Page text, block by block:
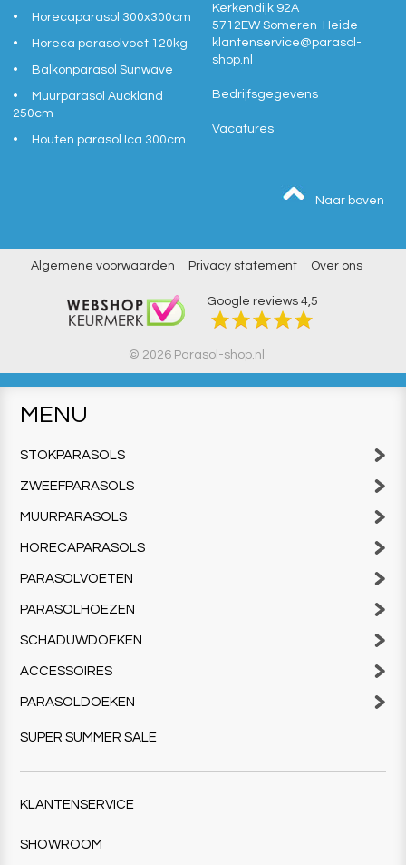
Horecaparasol 300x300cm
Horeca parasolvoet 120kg
Balkonparasol Sunwave
Muurparasol Auckland
250cm
Houten parasol Ica 300cm
Kerkendijk 92A
5712EW Someren-Heide
klantenservice@parasol-
shop.nl
Bedrijfsgegevens
Vacatures
Naar boven
Algemene voorwaarden Privacy statement Over ons
Google reviews 4,5
© 2026 Parasol-shop.nl
MENU
STOKPARASOLS
ZWEEFPARASOLS
MUURPARASOLS
HORECAPARASOLS
PARASOLVOETEN
PARASOLHOEZEN
SCHADUWDOEKEN
ACCESSOIRES
PARASOLDOEKEN
SUPER SUMMER SALE
KLANTENSERVICE
SHOWROOM